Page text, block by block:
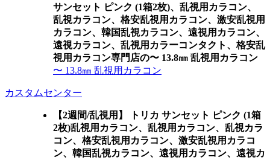
サンセット ピンク (1箱2枚)、乱視用カラコン、
乱視カラコン、格安乱視用カラコン、激安乱視用
カラコン、韓国乱視カラコン、遠視用カラコン、
遠視カラコン、乱視用カラーコンタクト、格安乱
視用カラコン専門店の〜 13.8㎜ 乱視用カラコン
〜 13.8㎜ 乱視用カラコン
カスタムセンター
【2週間/乱視用】 トリカ サンセット ピンク (1箱
2枚)乱視用カラコン、 乱視用カラコン、乱視カラ
コン、格安乱視用カラコン、激安乱視用カラコ
ン、韓国乱視カラコン、遠視用カラコン、遠視カ